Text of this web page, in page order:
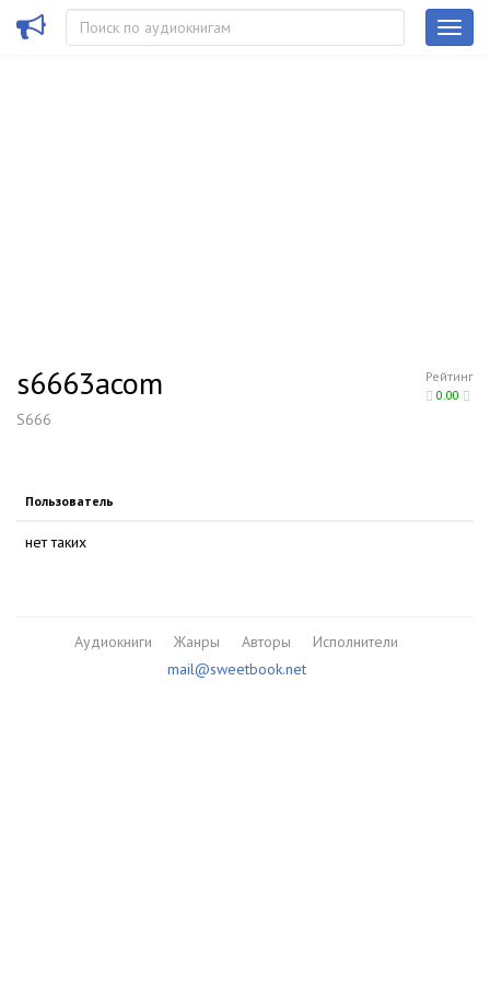
Рейтинг
0.00
s6663acom
S666
Пользователь
нет таких
Аудиокниги Жанры Авторы
Исполнители
mail@sweetbook.net